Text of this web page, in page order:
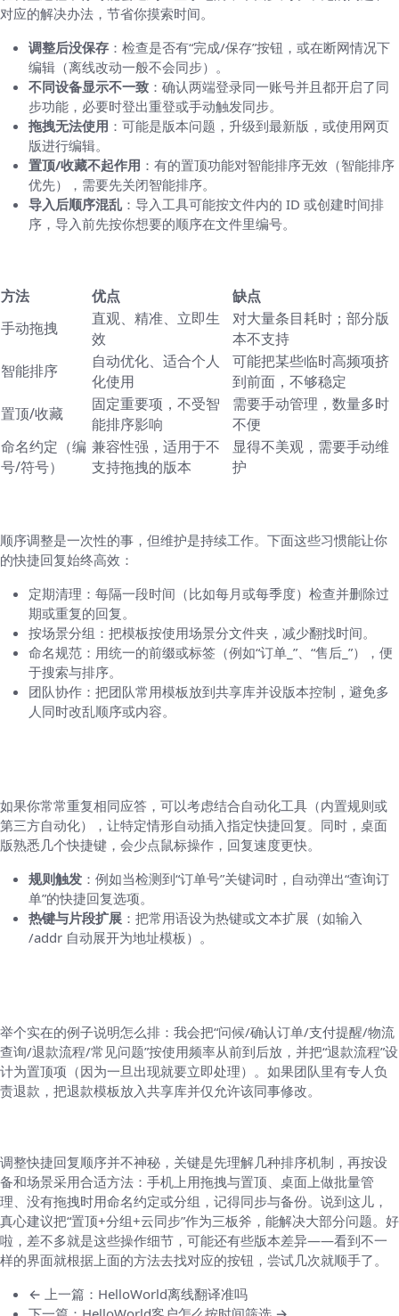
对应的解决办法，节省你摸索时间。
调整后没保存 ：检查是否有“完成/保存”按钮，或在断网情况下
编辑（离线改动一般不会同步）。
不同设备显示不一致 ：确认两端登录同一账号并且都开启了同
步功能，必要时登出重登或手动触发同步。
拖拽无法使用 ：可能是版本问题，升级到最新版，或使用网页
版进行编辑。
置顶/收藏不起作用 ：有的置顶功能对智能排序无效（智能排序
优先），需要先关闭智能排序。
导入后顺序混乱 ：导入工具可能按文件内的 ID 或创建时间排
序，导入前先按你想要的顺序在文件里编号。
方法 优点
缺点
手动拖拽
直观、精准、立即生
效
对大量条目耗时；部分版
本不支持
智能排序
自动优化、适合个人
化使用
可能把某些临时高频项挤
到前面，不够稳定
置顶/收藏
固定重要项，不受智
能排序影响
需要手动管理，数量多时
不便
命名约定（编
号/符号）
兼容性强，适用于不
支持拖拽的版本
显得不美观，需要手动维
护
顺序调整是一次性的事，但维护是持续工作。下面这些习惯能让你
的快捷回复始终高效：
定期清理：每隔一段时间（比如每月或每季度）检查并删除过
期或重复的回复。
按场景分组：把模板按使用场景分文件夹，减少翻找时间。
命名规范：用统一的前缀或标签（例如“订单_”、“售后_”），便
于搜索与排序。
团队协作：把团队常用模板放到共享库并设版本控制，避免多
人同时改乱顺序或内容。
如果你常常重复相同应答，可以考虑结合自动化工具（内置规则或
第三方自动化），让特定情形自动插入指定快捷回复。同时，桌面
版熟悉几个快捷键，会少点鼠标操作，回复速度更快。
规则触发 ：例如当检测到“订单号”关键词时，自动弹出“查询订
单”的快捷回复选项。
热键与片段扩展 ：把常用语设为热键或文本扩展（如输入
/addr 自动展开为地址模板）。
举个实在的例子说明怎么排：我会把“问候/确认订单/支付提醒/物流
查询/退款流程/常见问题”按使用频率从前到后放，并把“退款流程”设
计为置顶项（因为一旦出现就要立即处理）。如果团队里有专人负
责退款，把退款模板放入共享库并仅允许该同事修改。
调整快捷回复顺序并不神秘，关键是先理解几种排序机制，再按设
备和场景采用合适方法：手机上用拖拽与置顶、桌面上做批量管
理、没有拖拽时用命名约定或分组，记得同步与备份。说到这儿，
真心建议把“置顶+分组+云同步”作为三板斧，能解决大部分问题。好
啦，差不多就是这些操作细节，可能还有些版本差异——看到不一
样的界面就根据上面的方法去找对应的按钮，尝试几次就顺手了。
← 上一篇：HelloWorld离线翻译准吗